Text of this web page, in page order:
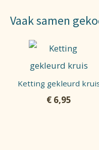
Vaak samen
Ketting gekleurd
€ 6,95